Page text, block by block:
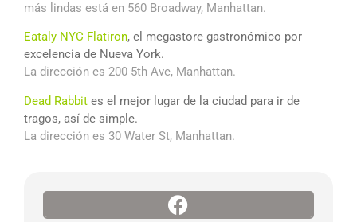
más lindas está en 560 Broadway, Manhattan.
Eataly NYC Flatiron, el megastore gastronómico por
excelencia de Nueva York.
La dirección es 200 5th Ave, Manhattan.
Dead Rabbit es el mejor lugar de la ciudad para ir de
tragos, así de simple.
La dirección es 30 Water St, Manhattan.